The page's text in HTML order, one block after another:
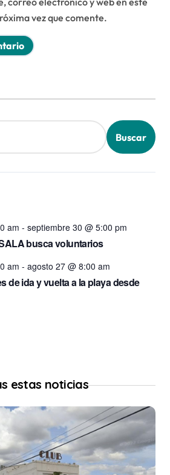
vez que comente.
Buscar
am - septiembre 30 @ 5:00 pm
busca voluntarios
am - agosto 27 @ 8:00 am
de ida y vuelta a la playa desde
estas noticias